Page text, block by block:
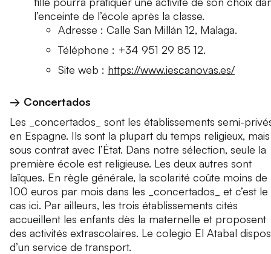
l’enceinte de l’école après la classe.
Adresse : Calle San Millán 12, Malaga.
Téléphone : +34 951 29 85 12.
Site web : https://www.iescanovas.es/
→ Concertados
Les _concertados_ sont les établissements semi-
en Espagne. Ils sont la plupart du temps religieux, mais
sous contrat avec l’État. Dans notre sélection, seule la
première école est religieuse. Les deux autres sont
laïques. En règle générale, la scolarité coûte moins de
100 euros par mois dans les _concertados_ et c’est le
cas ici. Par ailleurs, les trois établissements cités
accueillent les enfants dès la maternelle et proposent
des activités extrascolaires. Le colegio El Atabal
d’un service de transport.